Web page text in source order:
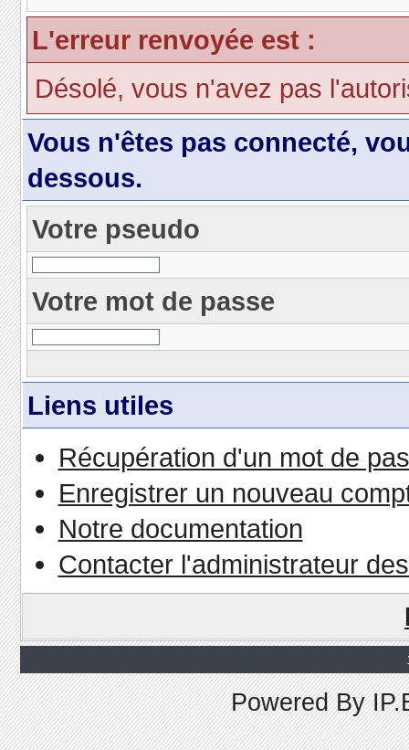
L'erreur renvoyée est :
Désolé, vous n'avez pas
Vous n'êtes pas connecté,
dessous.
Votre pseudo
Votre mot de passe
Liens utiles
Récupération d'un mot de
Enregistrer un nouveau
Notre documentation
Contacter l'administrateur
Powered By